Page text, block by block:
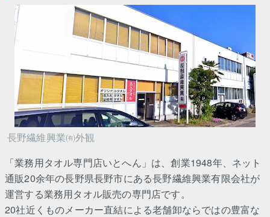
長野繊維興業㈲外観
「業務用タオル専門店いとへん」は、創業1948年、ネット
通販20余年の長野県長野市にある長野繊維興業有限会社が
運営する業務用タオル販売の専門店です。
20社近くものメーカー直結による老舗卸ならではの豊富な